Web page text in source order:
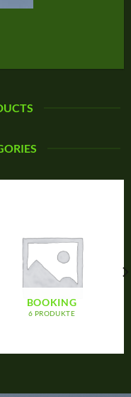
BOOKING
6 PRODUKTE